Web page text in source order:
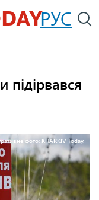
РУС
фото: KHARKIV Today.